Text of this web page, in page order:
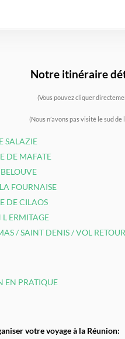
Notre itinéraire
(Vous pouvez cliquer
(Nous n’avons pas visité le sud
SALAZIE
DE MAFATE
FOURNAISE
DE CILAOS
L ERMITAGE
/ SAINT DENIS / VOL RETOUR
EN PRATIQUE
votre voyage à la Réunion: